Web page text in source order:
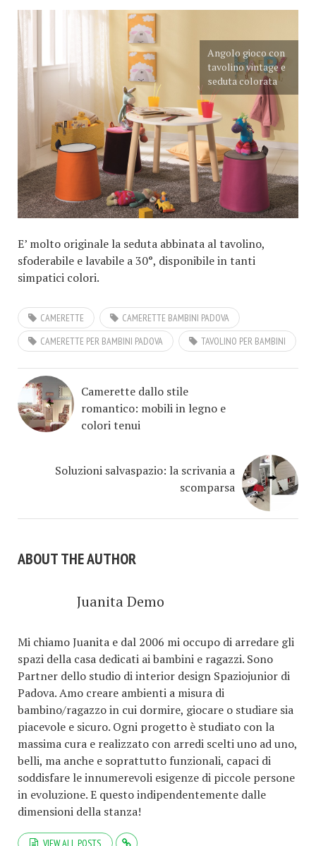
Angolo gioco con
tavolino vintage e
seduta colorata
E’ molto originale la seduta abbinata al tavolino,
sfoderabile e lavabile a 30°, disponibile in tanti
simpatici colori.
CAMERETTE
CAMERETTE BAMBINI PADOVA
CAMERETTE PER BAMBINI PADOVA
TAVOLINO PER BAMBINI
Camerette dallo stile
romantico: mobili in legno e
colori tenui
Soluzioni salvaspazio: la scrivania a
scomparsa
ABOUT THE AUTHOR
Juanita Demo
Mi chiamo Juanita e dal 2006 mi occupo di arredare gli
spazi della casa dedicati ai bambini e ragazzi. Sono
Partner dello studio di interior design Spaziojunior di
Padova. Amo creare ambienti a misura di
bambino/ragazzo in cui dormire, giocare o studiare sia
piacevole e sicuro. Ogni progetto è studiato con la
massima cura e realizzato con arredi scelti uno ad uno,
belli, ma anche e soprattutto funzionali, capaci di
soddisfare le innumerevoli esigenze di piccole persone
in evoluzione. E questo indipendentemente dalle
dimensioni della stanza!
VIEW ALL POSTS